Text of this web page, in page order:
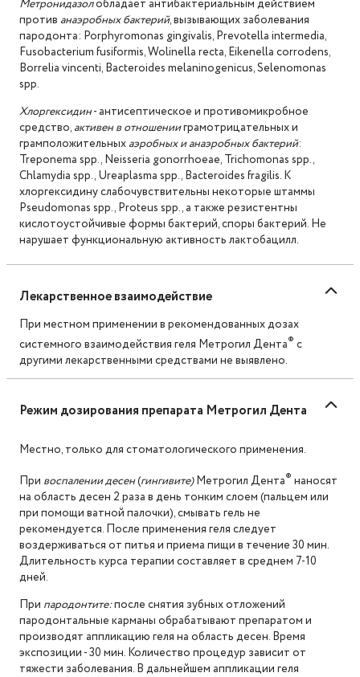
Метронидазолобладает антибактериальным действием
против анаэробных бактерий, вызывающих заболевания
пародонта: Porphyromonas gingivalis, Prevotella intermedia,
Fusobacterium fusiformis, Wolinella recta, Eikenella corrodens,
Borrelia vincenti, Bacteroides melaninogenicus, Selenomonas
spp.
Хлоргексидин- антисептическое и противомикробное
средство, активен в отношенииграмотрицательных и
грамположительных аэробных и анаэробных бактерий:
Treponema spp., Neisseria gonorrhoeae, Trichomonas spp.,
Chlamydia spp., Ureaplasma spp., Bacteroides fragilis. К
хлоргексидину слабочувствительны некоторые штаммы
Pseudomonas spp., Proteus spp., а также резистентны
кислотоустойчивые формы бактерий, споры бактерий. Не
нарушает функциональную активность лактобацилл.
Лекарственное взаимодействие
При местном применении в рекомендованных дозах
системного взаимодействия геля Метрогил Дента® с
другими лекарственными средствами не выявлено.
Режим дозирования препарата Метрогил Дента
Местно, только для стоматологического применения.
При воспалении десен(гингивите) Метрогил Дента® наносят
на область десен 2 раза в день тонким слоем (пальцем или
при помощи ватной палочки), смывать гель не
рекомендуется. После применения геля следует
воздерживаться от питья и приема пищи в течение 30 мин.
Длительность курса терапии составляет в среднем 7-10
дней.
При пародонтите:после снятия зубных отложений
пародонтальные карманы обрабатывают препаратом и
производят аппликацию геля на область десен. Время
экспозиции - 30 мин. Количество процедур зависит от
тяжести заболевания. В дальнейшем аппликации геля